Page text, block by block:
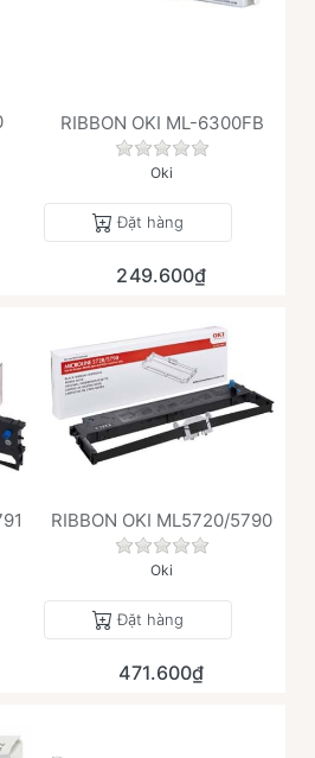
giá nào cho sản phẩm này.
RIBBON OKI ML-6300FB
Chưa có đánh giá
Oki
Đặt hàng
249.600₫
giá nào cho sản phẩm này.
RIBBON OKI ML5720/5790
Chưa có đánh giá
Oki
Đặt hàng
471.600₫